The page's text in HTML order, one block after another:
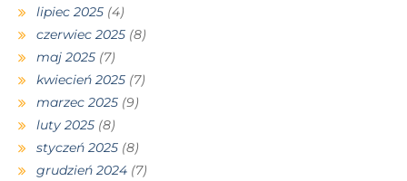
lipiec 2025 (4)
czerwiec 2025 (8)
maj 2025 (7)
kwiecień 2025 (7)
marzec 2025 (9)
luty 2025 (8)
styczeń 2025 (8)
grudzień 2024 (7)